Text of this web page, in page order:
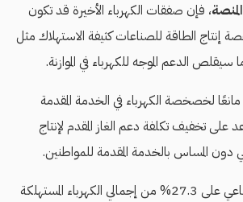
المنصة، فإن صفقات الكهرباء الأخيرة قد تكون
الطاقة للصناعات كثيفة الاستهلاك مثل
الدعم الموجه للكهرباء في الموازنة.
لخصخصة الكهرباء في الخدمة المقدمة
على تخفيف تكلفة دعم الغاز المقدم لإنتاج
دون المساس بالخدمة المقدمة للمواطنين.
الصناعي على 27.3% من إجمالي الكهرباء المستهلكة